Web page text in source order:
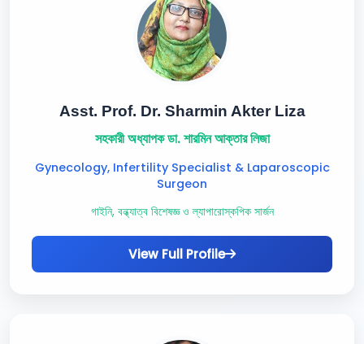
Asst. Prof. Dr. Sharmin Akter Liza
সহকারী অধ্যাপক ডা. শারমিন আক্তার লিজা
Gynecology, Infertility Specialist & Laparoscopic
Surgeon
গাইনি, বন্ধ্যাত্ব বিশেষজ্ঞ ও ল্যাপারোস্কপিক সার্জন
View Full Profile